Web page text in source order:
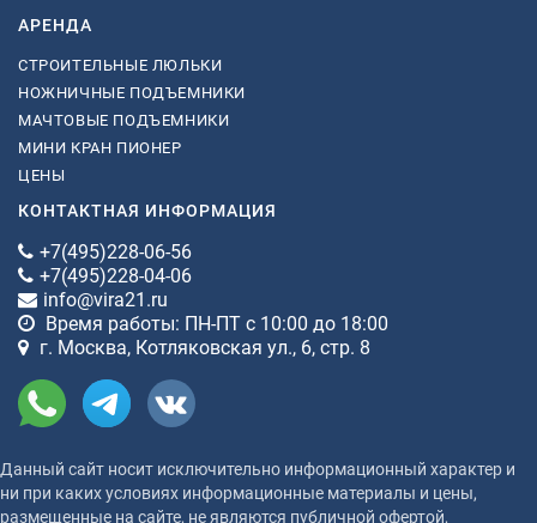
АРЕНДА
СТРОИТЕЛЬНЫЕ ЛЮЛЬКИ
НОЖНИЧНЫЕ ПОДЪЕМНИКИ
МАЧТОВЫЕ ПОДЪЕМНИКИ
МИНИ КРАН ПИОНЕР
ЦЕНЫ
КОНТАКТНАЯ ИНФОРМАЦИЯ
+7(495)228-06-56
+7(495)228-04-06
info@vira21.ru
Время работы: ПН-ПТ с 10:00 до 18:00
г. Москва, Котляковская ул., 6, стр. 8
Данный сайт носит исключительно информационный характер и
ни при каких условиях информационные материалы и цены,
размещенные на сайте, не являются публичной офертой,